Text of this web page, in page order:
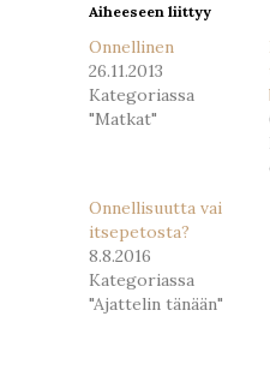
Aiheeseen liittyy
Onnellinen
26.11.2013
Kategoriassa
"Matkat"
Onnellisuutta vai
itsepetosta?
8.8.2016
Kategoriassa
"Ajattelin tänään"